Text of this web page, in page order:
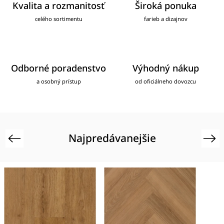
Kvalita a rozmanitosť
celého sortimentu
Široká ponuka
farieb a dizajnov
Odborné poradenstvo
a osobný prístup
Výhodný nákup
od oficiálneho dovozcu
Najpredávanejšie
Previous Next